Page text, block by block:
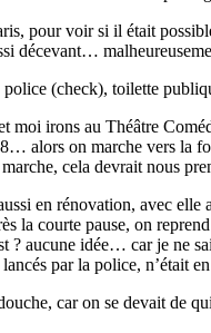
pour voir si il était
décevant…
(check), toilette
moi irons au Théâtre
alors on marche vers
cela devrait nous
en rénovation, avec
la courte pause, on
? aucune idée… car je
par la police, n’était
car on se devait de